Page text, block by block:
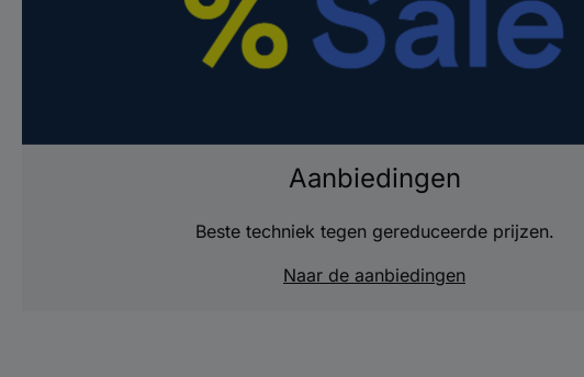
Aanbiedingen
Beste techniek tegen gereduceerde prijzen.
Naar de aanbiedingen